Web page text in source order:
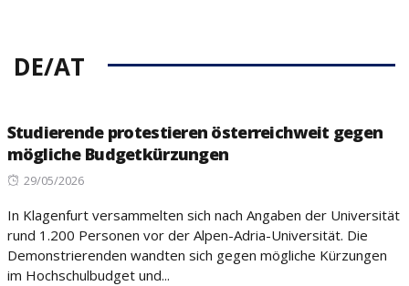
DE/AT
Studierende protestieren österreichweit gegen
mögliche Budgetkürzungen
Posted
29/05/2026
In Klagenfurt versammelten sich nach Angaben der Universität
rund 1.200 Personen vor der Alpen-Adria-Universität. Die
Demonstrierenden wandten sich gegen mögliche Kürzungen
im Hochschulbudget und...